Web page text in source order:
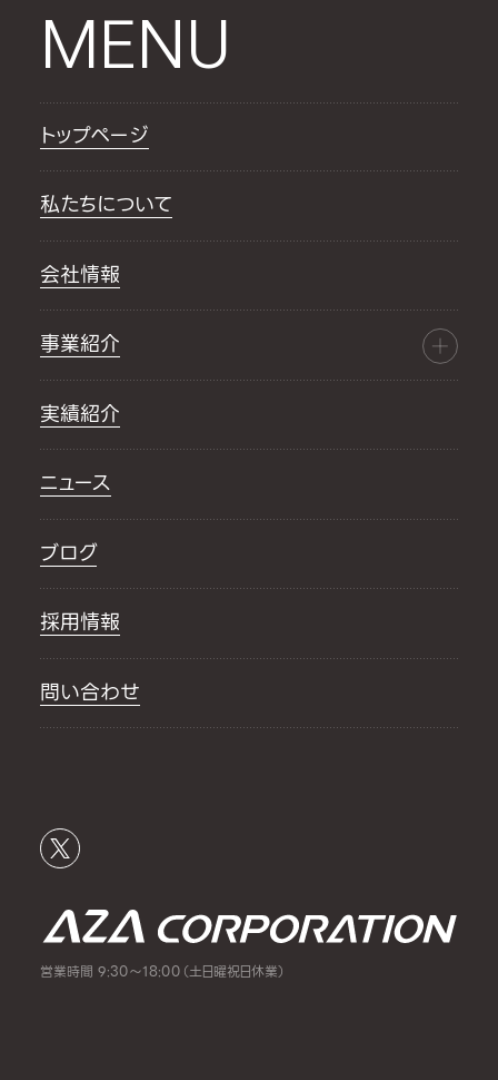
MENU
トップページ
私たちについて
会社情報
事業紹介
実績紹介
ニュース
ブログ
採用情報
問い合わせ
営業時間 9:30～18:00（土日曜祝日休業）